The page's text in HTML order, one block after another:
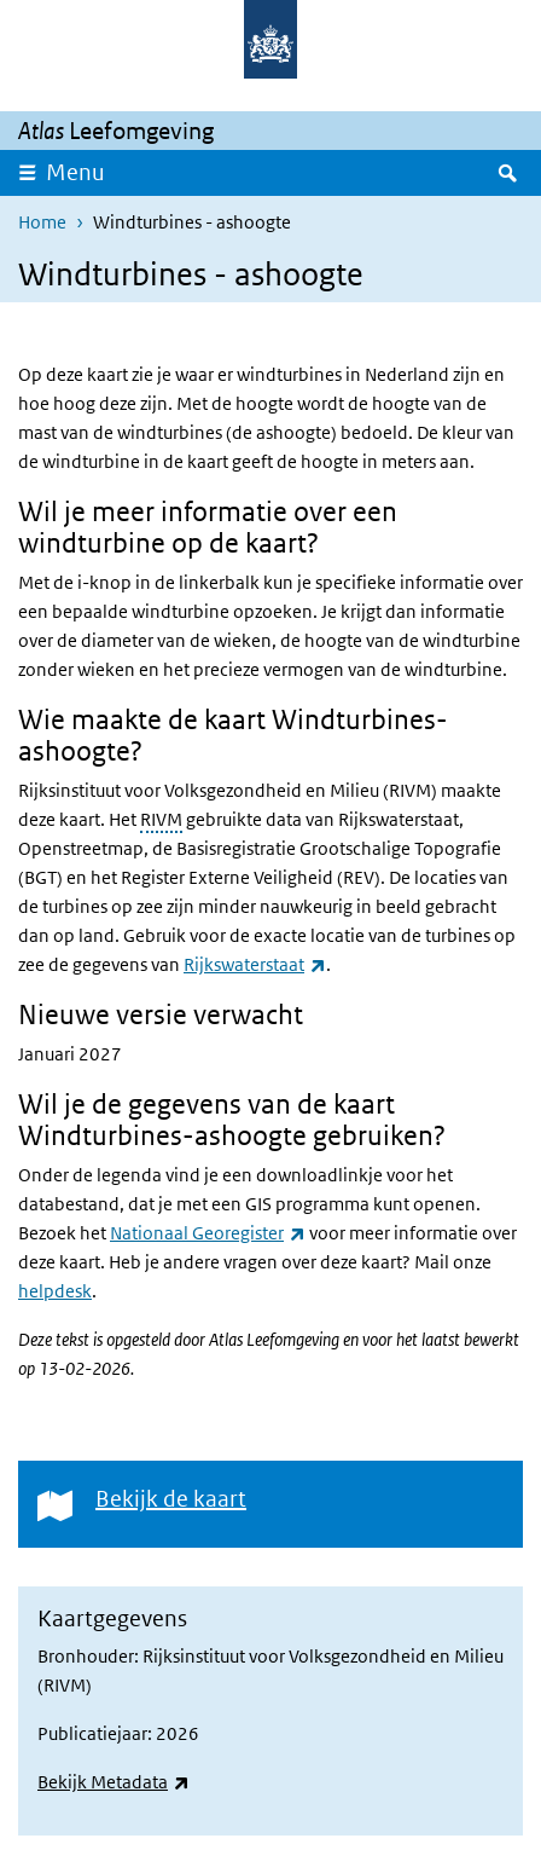
Overslaan en naar de inhoud gaan
Atlas Leefomgeving
Menu
Home Windturbines - ashoogte
Windturbines - ashoogte
Op deze kaart zie je waar er windturbines in Nederland zijn en
hoe hoog deze zijn. Met de hoogte wordt de hoogte van de
mast van de windturbines (de ashoogte) bedoeld. De kleur van
de windturbine in de kaart geeft de hoogte in meters aan.
Wil je meer informatie over een
windturbine op de kaart?
Met de i-knop in de linkerbalk kun je specifieke informatie over
een bepaalde windturbine opzoeken. Je krijgt dan informatie
over de diameter van de wieken, de hoogte van de windturbine
zonder wieken en het precieze vermogen van de windturbine.
Wie maakte de kaart Windturbines-
ashoogte?
Rijksinstituut voor Volksgezondheid en Milieu (RIVM) maakte
deze kaart. Het RIVM gebruikte data van Rijkswaterstaat,
Openstreetmap, de Basisregistratie Grootschalige Topografie
(BGT) en het Register Externe Veiligheid (REV). De locaties van
de turbines op zee zijn minder nauwkeurig in beeld gebracht
dan op land. Gebruik voor de exacte locatie van de turbines op
zee de gegevens van Rijkswaterstaat (externe link)
.
Nieuwe versie verwacht
Januari 2027
Wil je de gegevens van de kaart
Windturbines-ashoogte gebruiken?
Onder de legenda vind je een downloadlinkje voor het
databestand, dat je met een GIS programma kunt openen.
Bezoek het Nationaal Georegister (externe link)
voor meer informatie over
deze kaart. Heb je andere vragen over deze kaart? Mail onze
helpdesk.
Deze tekst is opgesteld door Atlas Leefomgeving en voor het laatst bewerkt
op 13-02-2026.
Bekijk de kaart
Bekijk de kaart
Kaartgegevens
Bronhouder: Rijksinstituut voor Volksgezondheid en Milieu
(RIVM)
Publicatiejaar: 2026
Bekijk Metadata